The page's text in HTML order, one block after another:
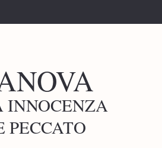
INNOCENZA
PECCATO